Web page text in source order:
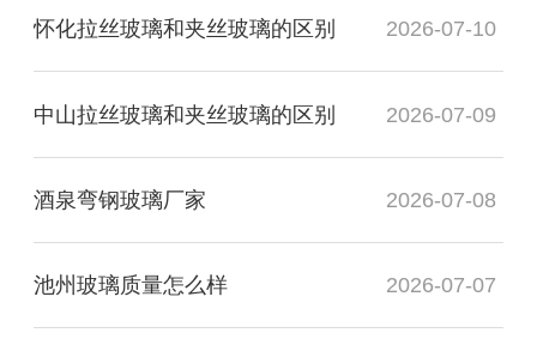
怀化拉丝玻璃和夹丝玻璃的区别 2026-07-10
中山拉丝玻璃和夹丝玻璃的区别 2026-07-09
酒泉弯钢玻璃厂家 2026-07-08
池州玻璃质量怎么样 2026-07-07